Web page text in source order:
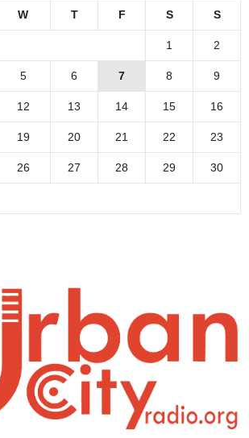
W T F S S
1 2
5 6 7 8 9
12 13 14 15 16
19 20 21 22 23
26 27 28 29 30